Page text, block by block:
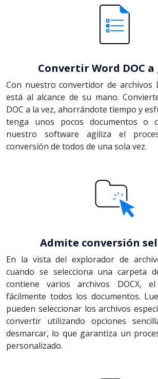
Convertir Word DOC
Con nuestro convertidor de archivos
está al alcance de su mano.
DOC a la vez, ahorrándote tiempo y
tenga unos pocos documentos o
nuestro software agiliza el
conversión de todos de una sola vez.
Admite conversión
En la vista del explorador de
cuando se selecciona una carpeta
contiene varios archivos DOCX,
fácilmente todos los documentos.
pueden seleccionar los archivos
convertir utilizando opciones
desmarcar, lo que garantiza un
personalizado.